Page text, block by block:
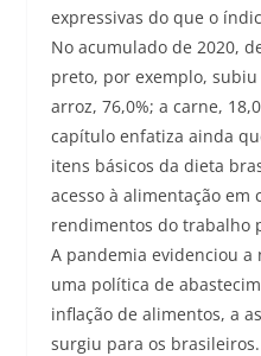
expressivas do que o
No acumulado de 2020,
preto, por exemplo, subiu
arroz, 76,0%; a carne,
capítulo enfatiza ainda
itens básicos da dieta
acesso à alimentação em
rendimentos do trabalho
A pandemia evidenciou a
uma política de
inflação de alimentos, a
surgiu para os